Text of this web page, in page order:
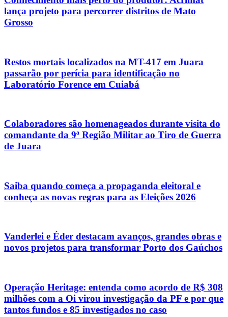
lança projeto para percorrer distritos de Mato
Grosso
Restos mortais localizados na MT-417 em Juara
passarão por perícia para identificação no
Laboratório Forence em Cuiabá
Colaboradores são homenageados durante visita do
comandante da 9ª Região Militar ao Tiro de Guerra
de Juara
Saiba quando começa a propaganda eleitoral e
conheça as novas regras para as Eleições 2026
Vanderlei e Éder destacam avanços, grandes obras e
novos projetos para transformar Porto dos Gaúchos
Operação Heritage: entenda como acordo de R$ 308
milhões com a Oi virou investigação da PF e por que
tantos fundos e 85 investigados no caso